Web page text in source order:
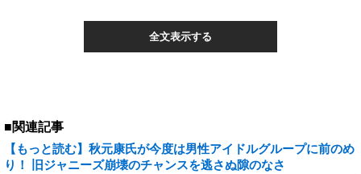
全文表示する
■関連記事
【もっと読む】秋元康氏が今度は男性アイドルグループに前のめ
り！ 旧ジャニーズ崩壊のチャンスを逃さぬ隙のなさ